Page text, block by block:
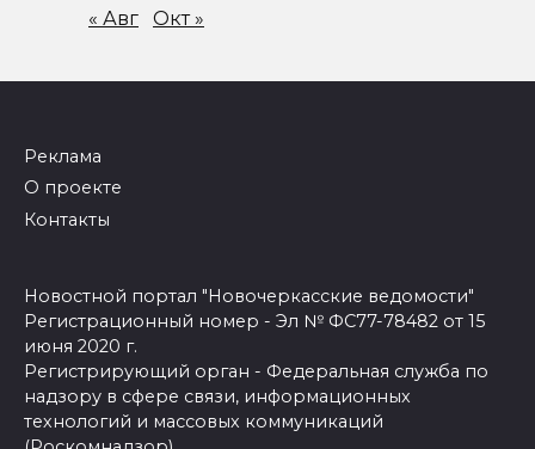
« Авг Окт »
Реклама
О проекте
Контакты
Новостной портал "Новочеркасские ведомости"
Регистрационный номер - Эл № ФС77-78482 от 15
июня 2020 г.
Регистрирующий орган - Федеральная служба по
надзору в сфере связи, информационных
технологий и массовых коммуникаций